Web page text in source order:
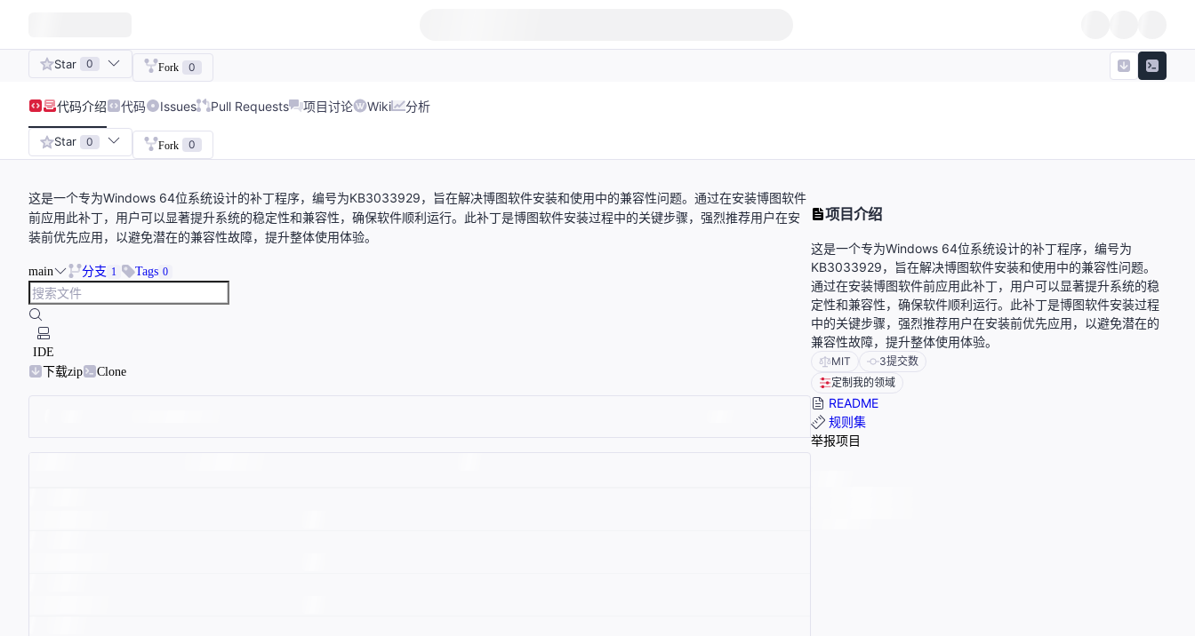
Star 0 Fork 0
代码介绍 代码 Issues Pull Requests 项目讨论 Wiki 分析
Star 0 Fork 0
这是一个专为Windows 64位系统设计的补丁程序，编号为KB3033929，旨在解决博图软件安装和使用中的兼容性问题。通过在安装博图软件
前应用此补丁，用户可以显著提升系统的稳定性和兼容性，确保软件顺利运行。此补丁是博图软件安装过程中的关键步骤，强烈推荐用户在安
装前优先应用，以避免潜在的兼容性故障，提升整体使用体验。
main 分支 1 Tags 0
IDE
下载zip
Clone
项目介绍
这是一个专为Windows 64位系统设计的补丁程序，编号为
KB3033929，旨在解决博图软件安装和使用中的兼容性问题。
通过在安装博图软件前应用此补丁，用户可以显著提升系统的稳
定性和兼容性，确保软件顺利运行。此补丁是博图软件安装过程
中的关键步骤，强烈推荐用户在安装前优先应用，以避免潜在的
兼容性故障，提升整体使用体验。
MIT 3提交数
定制我的领域
README
规则集
举报项目